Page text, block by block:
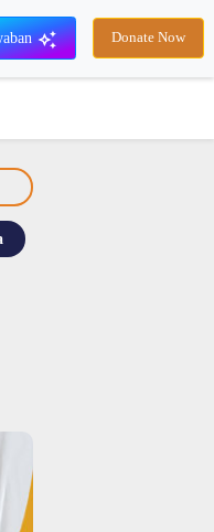
Donate Now